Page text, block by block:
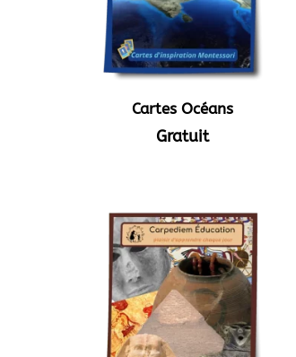
Cartes Océans
Gratuit